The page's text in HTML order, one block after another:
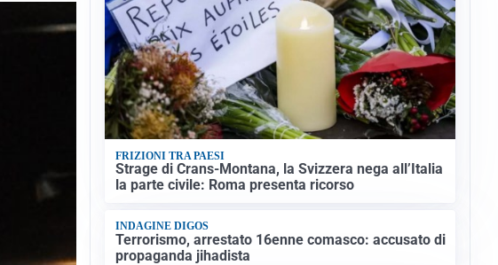
FRIZIONI TRA PAESI
Strage di Crans-Montana, la Svizzera nega all’Italia
la parte civile: Roma presenta ricorso
INDAGINE DIGOS
Terrorismo, arrestato 16enne comasco: accusato di
propaganda jihadista